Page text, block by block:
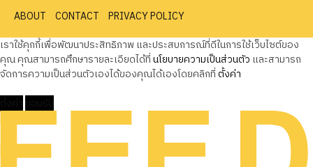
ABOUT CONTACT
PRIVACY POLICY
เราใช้คุกกี้เพื่อพัฒนาประสิทธิภาพ และประสบการณ์ที่ดีในการใช้เว็บไซต์ของ
คุณ คุณสามารถศึกษารายละเอียดได้ที่นโยบายความเป็นส่วนตัว และสามารถ
จัดการความเป็นส่วนตัวเองได้ของคุณได้เองโดยคลิกที่ตั้งค่า